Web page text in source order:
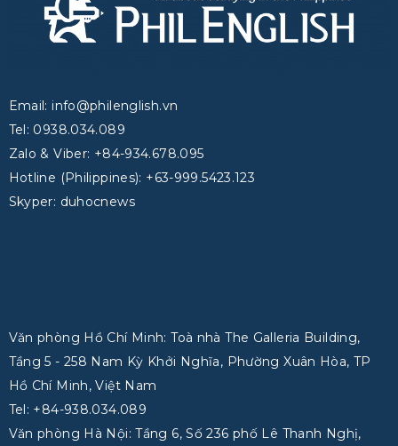
Email: info@philenglish.vn
Tel: 0938.034.089
Zalo & Viber: +84-934.678.095
Hotline (Philippines): +63-999.5423.123
Skyper: duhocnews
Văn phòng Hồ Chí Minh: Toà nhà The Galleria Building,
Tầng 5 - 258 Nam Kỳ Khởi Nghĩa, Phường Xuân Hòa, TP
Hồ Chí Minh, Việt Nam
Tel: +84-938.034.089
Văn phòng Hà Nội: Tầng 6, Số 236 phố Lê Thanh Nghị,